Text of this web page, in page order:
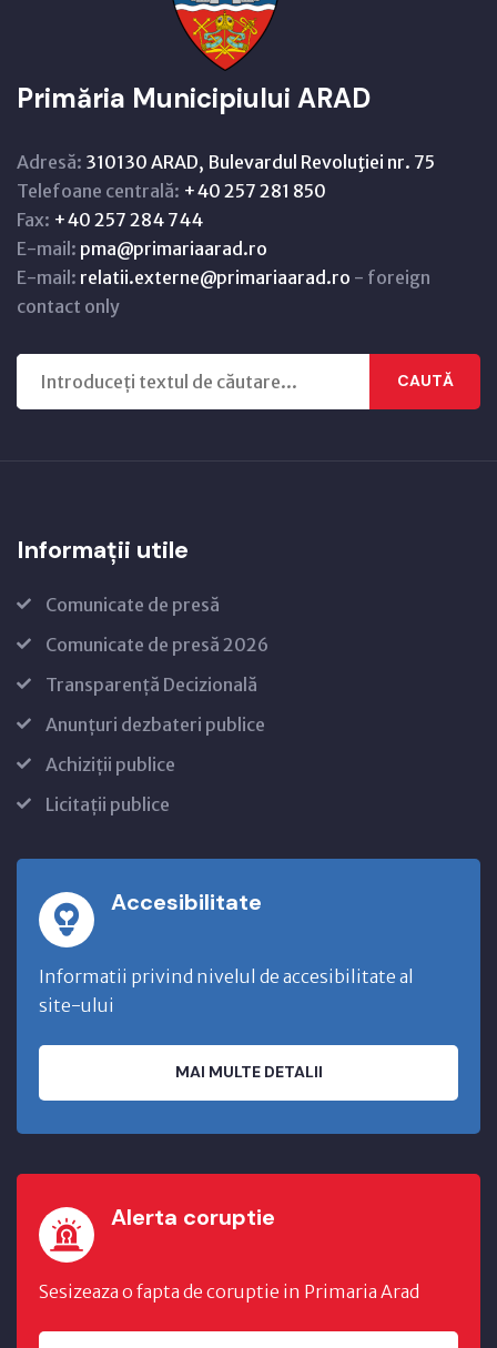
Primăria Municipiului ARAD
Adresă: 310130 ARAD, Bulevardul Revoluţiei nr. 75
Telefoane centrală: +40 257 281 850
Fax: +40 257 284 744
E-mail: pma@primariaarad.ro
E-mail: relatii.externe@primariaarad.ro - foreign
contact only
CAUTĂ
Informații utile
Comunicate de presă
Comunicate de presă 2026
Transparență Decizională
Anunțuri dezbateri publice
Achiziții publice
Licitații publice
Accesibilitate
Informatii privind nivelul de accesibilitate al
site-ului
MAI MULTE DETALII
Alerta coruptie
Sesizeaza o fapta de coruptie in Primaria Arad